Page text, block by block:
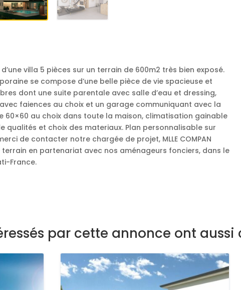
villa 5 pièces sur un terrain de 600m2 très bien exposé.
se compose d’une belle pièce de vie spacieuse et
dont une suite parentale avec salle d’eau et dressing,
faiences au choix et un garage communiquant avec la
60×60 au choix dans toute la maison, climatisation gainable
qualités et choix des materiaux. Plan personnalisable sur
de contacter notre chargée de projet, MLLE COMPAN
en partenariat avec nos aménageurs fonciers, dans le
France.
par cette annonce ont aussi